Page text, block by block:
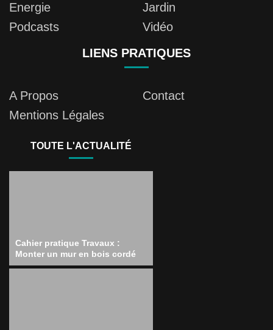
Energie
Jardin
Podcasts
Vidéo
LIENS PRATIQUES
A Propos
Contact
Mentions Légales
TOUTE L'ACTUALITÉ
Cahier pratique Travaux :
Monter un mur en bois cordé